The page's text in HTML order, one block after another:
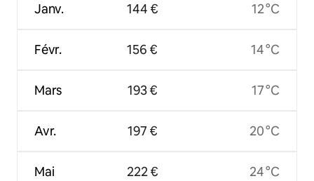
Janv.
Févr.
Mars
Avr.
Mai
144 €
156 €
193 €
197 €
222 €
12 °C
14 °C
17 °C
20 °C
24 °C